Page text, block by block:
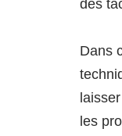
des
Dans
les